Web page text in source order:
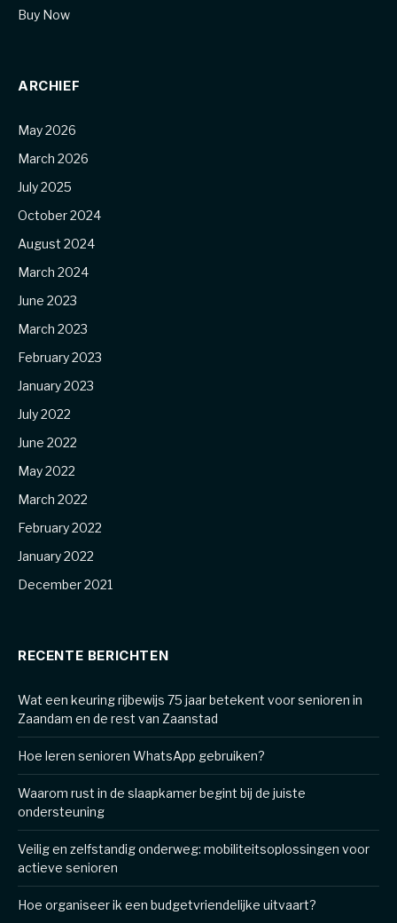
Buy Now
ARCHIEF
May 2026
March 2026
July 2025
October 2024
August 2024
March 2024
June 2023
March 2023
February 2023
January 2023
July 2022
June 2022
May 2022
March 2022
February 2022
January 2022
December 2021
RECENTE BERICHTEN
Wat een keuring rijbewijs 75 jaar betekent voor senioren in
Zaandam en de rest van Zaanstad
Hoe leren senioren WhatsApp gebruiken?
Waarom rust in de slaapkamer begint bij de juiste
ondersteuning
Veilig en zelfstandig onderweg: mobiliteitsoplossingen voor
actieve senioren
Hoe organiseer ik een budgetvriendelijke uitvaart?